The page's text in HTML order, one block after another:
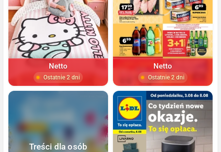
Netto
Ostatnie 2 dni
Netto
Ostatnie 2 dni
Treści dla osób